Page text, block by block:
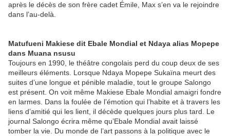
après le décès de son frère cadet Émile, Max s’en va le rejoindre
dans l’au-delà.
Matufueni Makiese dit Ebale Mondial et Ndaya alias Mopepe
dans Muana nsusu
Toujours en 1990, le théâtre congolais perd du coup deux de ses
meilleurs éléments. Lorsque Ndaya Mopepe Sukaïna meurt des
suites d’une longue et pénible maladie, tout le groupe Salongo
est présent. On voit même Makiese Ebale Mondial amaigri fondre
en larmes. Dans la foulée de l’émotion qui l’habite et à travers les
liens d’amitié qui les lient, il décède quelques jours plus tard. Le
journal Salongo écrira même qu’Ebale Mondial avait laissé
tomber la vie. Du monde de l’art passons à la politique avec le